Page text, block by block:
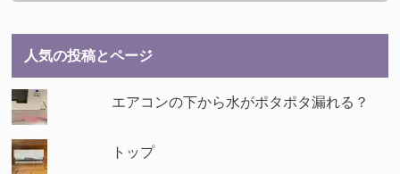
人気の投稿とページ
エアコンの下から水がポタポタ漏れる？
トップ